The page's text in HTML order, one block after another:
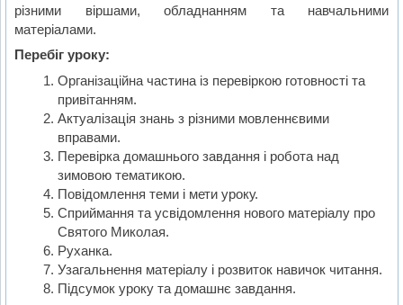
різними віршами, обладнанням та навчальними
матеріалами.
Перебіг уроку:
Організаційна частина із перевіркою готовності та
привітанням.
Актуалізація знань з різними мовленнєвими
вправами.
Перевірка домашнього завдання і робота над
зимовою тематикою.
Повідомлення теми і мети уроку.
Сприймання та усвідомлення нового матеріалу про
Святого Миколая.
Руханка.
Узагальнення матеріалу і розвиток навичок читання.
Підсумок уроку та домашнє завдання.